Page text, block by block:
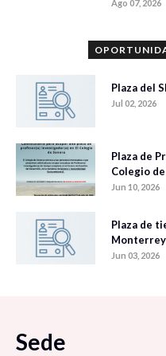
Ago 07, 2026
Plaza del
Jul 02, 2026
Plaza de
Colegio
Jun 10, 2026
Plaza de
Monterrey
Jun 03, 2026
Sede